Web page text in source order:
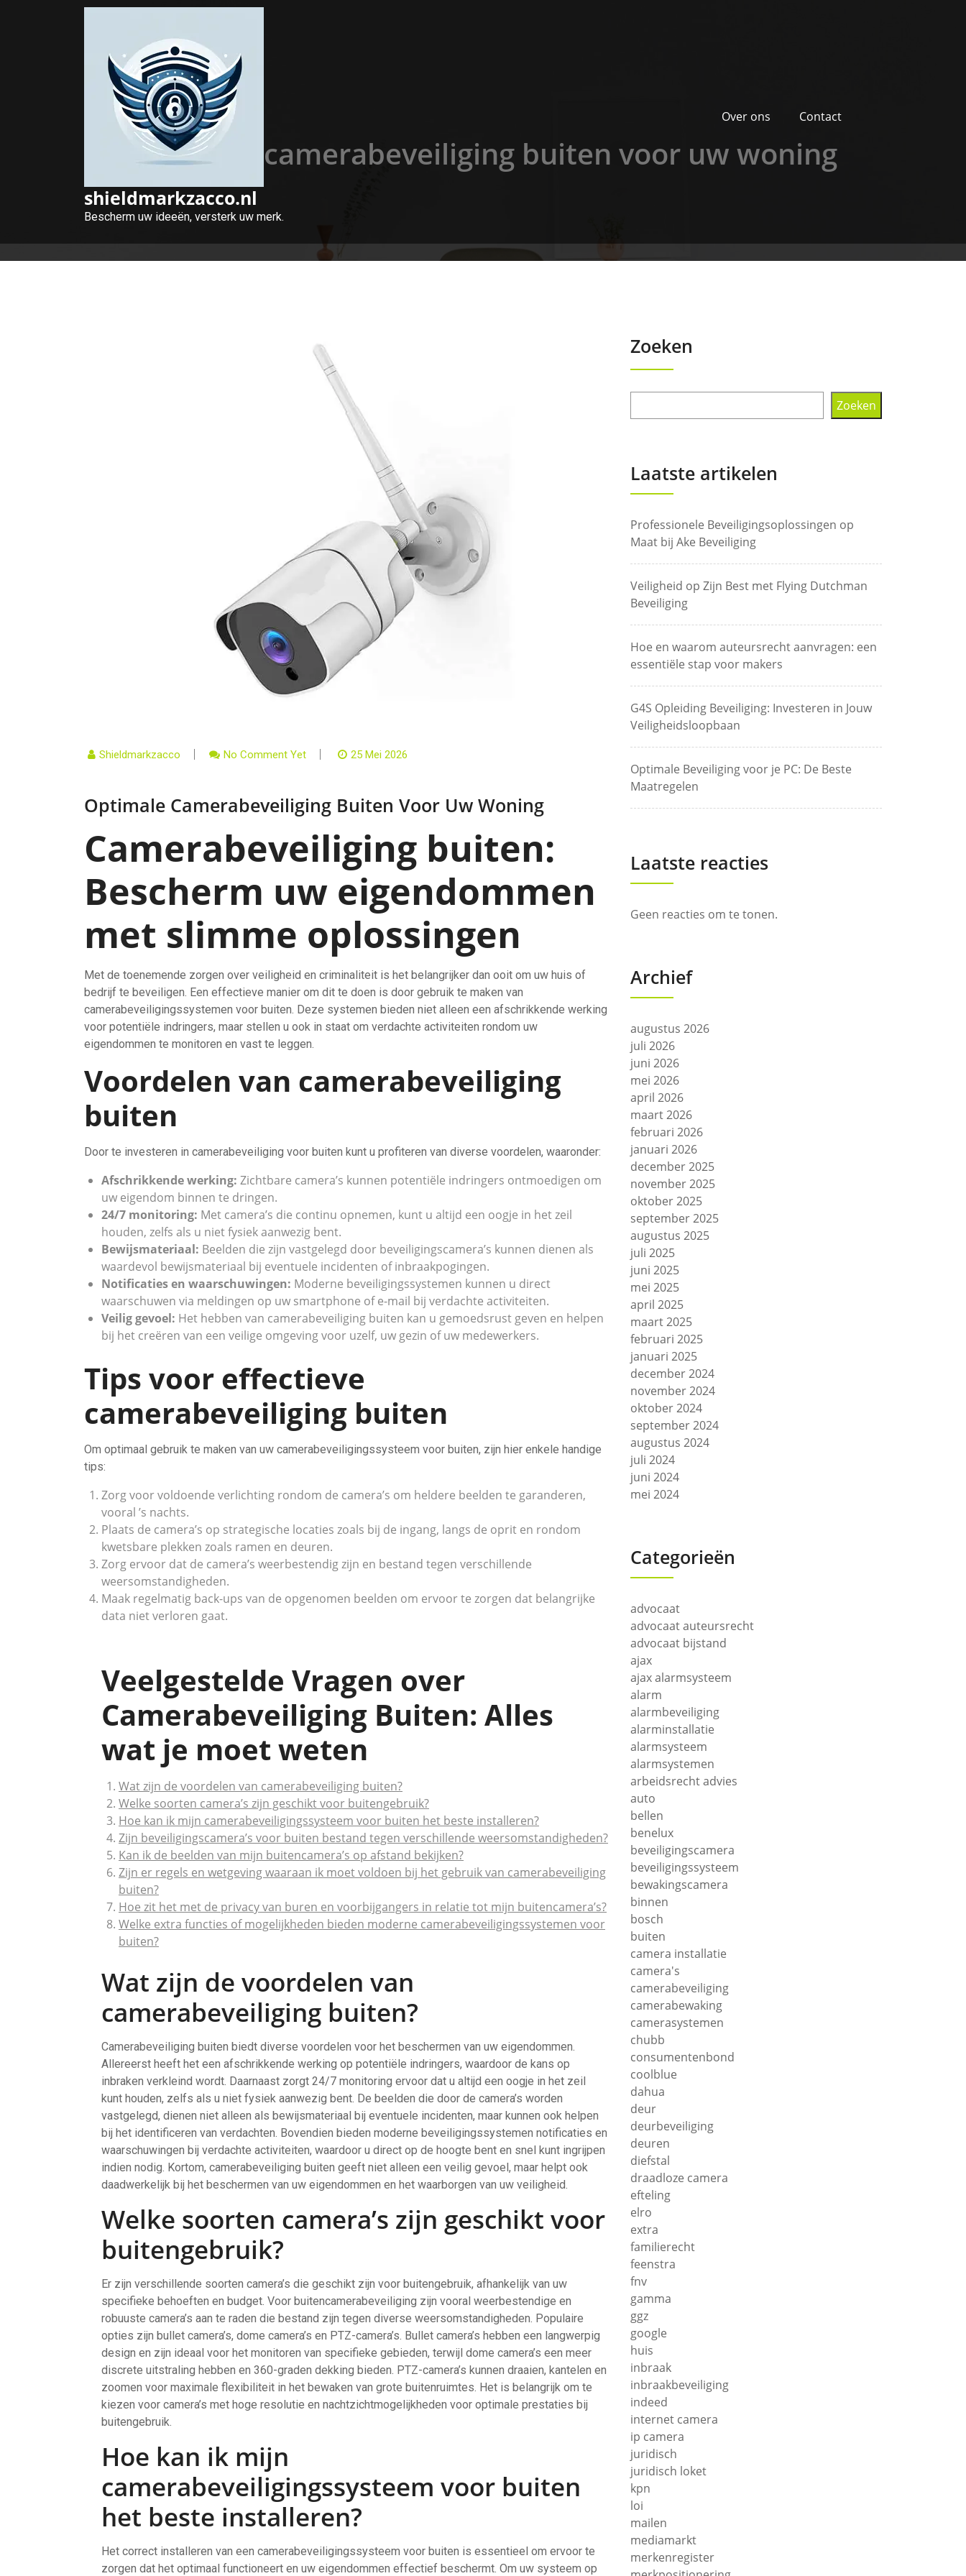
shieldmarkzacco.nl
Bescherm uw ideeën, versterk uw merk.
Over ons Contact
Optimale camerabeveiliging buiten voor uw woning
Shieldmarkzacco No Comment Yet 25 Mei 2026
Optimale Camerabeveiliging Buiten Voor Uw Woning
Camerabeveiliging buiten:
Bescherm uw eigendommen
met slimme oplossingen
Met de toenemende zorgen over veiligheid en criminaliteit is het belangrijker dan ooit om uw huis of
bedrijf te beveiligen. Een effectieve manier om dit te doen is door gebruik te maken van
camerabeveiligingssystemen voor buiten. Deze systemen bieden niet alleen een afschrikkende werking
voor potentiële indringers, maar stellen u ook in staat om verdachte activiteiten rondom uw
eigendommen te monitoren en vast te leggen.
Voordelen van camerabeveiliging
buiten
Door te investeren in camerabeveiliging voor buiten kunt u profiteren van diverse voordelen, waaronder:
Afschrikkende werking: Zichtbare camera’s kunnen potentiële indringers ontmoedigen om
uw eigendom binnen te dringen.
24/7 monitoring: Met camera’s die continu opnemen, kunt u altijd een oogje in het zeil
houden, zelfs als u niet fysiek aanwezig bent.
Bewijsmateriaal: Beelden die zijn vastgelegd door beveiligingscamera’s kunnen dienen als
waardevol bewijsmateriaal bij eventuele incidenten of inbraakpogingen.
Notificaties en waarschuwingen: Moderne beveiligingssystemen kunnen u direct
waarschuwen via meldingen op uw smartphone of e-mail bij verdachte activiteiten.
Veilig gevoel: Het hebben van camerabeveiliging buiten kan u gemoedsrust geven en helpen
bij het creëren van een veilige omgeving voor uzelf, uw gezin of uw medewerkers.
Tips voor effectieve
camerabeveiliging buiten
Om optimaal gebruik te maken van uw camerabeveiligingssysteem voor buiten, zijn hier enkele handige
tips:
Zorg voor voldoende verlichting rondom de camera’s om heldere beelden te garanderen,
vooral ’s nachts.
Plaats de camera’s op strategische locaties zoals bij de ingang, langs de oprit en rondom
kwetsbare plekken zoals ramen en deuren.
Zorg ervoor dat de camera’s weerbestendig zijn en bestand tegen verschillende
weersomstandigheden.
Maak regelmatig back-ups van de opgenomen beelden om ervoor te zorgen dat belangrijke
data niet verloren gaat.
Veelgestelde Vragen over
Camerabeveiliging Buiten: Alles
wat je moet weten
Wat zijn de voordelen van camerabeveiliging buiten?
Welke soorten camera’s zijn geschikt voor buitengebruik?
Hoe kan ik mijn camerabeveiligingssysteem voor buiten het beste installeren?
Zijn beveiligingscamera’s voor buiten bestand tegen verschillende weersomstandigheden?
Kan ik de beelden van mijn buitencamera’s op afstand bekijken?
Zijn er regels en wetgeving waaraan ik moet voldoen bij het gebruik van camerabeveiliging
buiten?
Hoe zit het met de privacy van buren en voorbijgangers in relatie tot mijn buitencamera’s?
Welke extra functies of mogelijkheden bieden moderne camerabeveiligingssystemen voor
buiten?
Wat zijn de voordelen van
camerabeveiliging buiten?
Camerabeveiliging buiten biedt diverse voordelen voor het beschermen van uw eigendommen.
Allereerst heeft het een afschrikkende werking op potentiële indringers, waardoor de kans op
inbraken verkleind wordt. Daarnaast zorgt 24/7 monitoring ervoor dat u altijd een oogje in het zeil
kunt houden, zelfs als u niet fysiek aanwezig bent. De beelden die door de camera’s worden
vastgelegd, dienen niet alleen als bewijsmateriaal bij eventuele incidenten, maar kunnen ook helpen
bij het identificeren van verdachten. Bovendien bieden moderne beveiligingssystemen notificaties en
waarschuwingen bij verdachte activiteiten, waardoor u direct op de hoogte bent en snel kunt ingrijpen
indien nodig. Kortom, camerabeveiliging buiten geeft niet alleen een veilig gevoel, maar helpt ook
daadwerkelijk bij het beschermen van uw eigendommen en het waarborgen van uw veiligheid.
Welke soorten camera’s zijn geschikt voor
buitengebruik?
Er zijn verschillende soorten camera’s die geschikt zijn voor buitengebruik, afhankelijk van uw
specifieke behoeften en budget. Voor buitencamerabeveiliging zijn vooral weerbestendige en
robuuste camera’s aan te raden die bestand zijn tegen diverse weersomstandigheden. Populaire
opties zijn bullet camera’s, dome camera’s en PTZ-camera’s. Bullet camera’s hebben een langwerpig
design en zijn ideaal voor het monitoren van specifieke gebieden, terwijl dome camera’s een meer
discrete uitstraling hebben en 360-graden dekking bieden. PTZ-camera’s kunnen draaien, kantelen en
zoomen voor maximale flexibiliteit in het bewaken van grote buitenruimtes. Het is belangrijk om te
kiezen voor camera’s met hoge resolutie en nachtzichtmogelijkheden voor optimale prestaties bij
buitengebruik.
Hoe kan ik mijn
camerabeveiligingssysteem voor buiten
het beste installeren?
Het correct installeren van een camerabeveiligingssysteem voor buiten is essentieel om ervoor te
zorgen dat het optimaal functioneert en uw eigendommen effectief beschermt. Om uw systeem op
Zoeken
Zoeken
Laatste artikelen
Professionele Beveiligingsoplossingen op
Maat bij Ake Beveiliging
Veiligheid op Zijn Best met Flying Dutchman
Beveiliging
Hoe en waarom auteursrecht aanvragen: een
essentiële stap voor makers
G4S Opleiding Beveiliging: Investeren in Jouw
Veiligheidsloopbaan
Optimale Beveiliging voor je PC: De Beste
Maatregelen
Laatste reacties
Geen reacties om te tonen.
Archief
augustus 2026
juli 2026
juni 2026
mei 2026
april 2026
maart 2026
februari 2026
januari 2026
december 2025
november 2025
oktober 2025
september 2025
augustus 2025
juli 2025
juni 2025
mei 2025
april 2025
maart 2025
februari 2025
januari 2025
december 2024
november 2024
oktober 2024
september 2024
augustus 2024
juli 2024
juni 2024
mei 2024
Categorieën
advocaat
advocaat auteursrecht
advocaat bijstand
ajax
ajax alarmsysteem
alarm
alarmbeveiliging
alarminstallatie
alarmsysteem
alarmsystemen
arbeidsrecht advies
auto
bellen
benelux
beveiligingscamera
beveiligingssysteem
bewakingscamera
binnen
bosch
buiten
camera installatie
camera's
camerabeveiliging
camerabewaking
camerasystemen
chubb
consumentenbond
coolblue
dahua
deur
deurbeveiliging
deuren
diefstal
draadloze camera
efteling
elro
extra
familierecht
feenstra
fnv
gamma
ggz
google
huis
inbraak
inbraakbeveiliging
indeed
internet camera
ip camera
juridisch
juridisch loket
kpn
loi
mailen
mediamarkt
merkenregister